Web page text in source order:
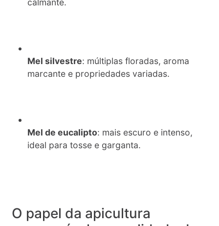
calmante.
Mel silvestre: múltiplas floradas, aroma
marcante e propriedades variadas.
Mel de eucalipto: mais escuro e intenso,
ideal para tosse e garganta.
O papel da apicultura